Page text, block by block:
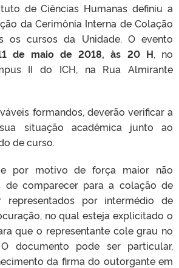
de Ciências Humanas definiu a
da Cerimônia Interna de Colação
os cursos da Unidade. O evento
de maio de 2018, às 20 H, no
II do ICH, na Rua Almirante
formandos, deverão verificar a
situação acadêmica junto ao
de curso.
por motivo de força maior não
de comparecer para a colação de
representados por intermédio de
no qual esteja explicitado o
que o representante cole grau no
documento pode ser particular,
da firma do outorgante em